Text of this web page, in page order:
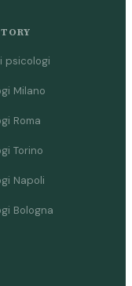
psicologi
Milano
Roma
Torino
Napoli
Bologna